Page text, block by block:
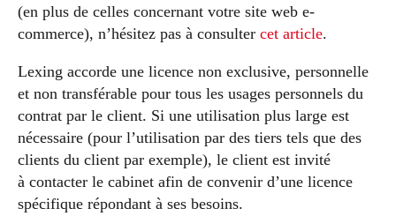
(en plus de celles concernant votre site web e-
commerce), n’hésitez pas à consulter cet article.
Lexing accorde une licence non exclusive, personnelle
et non transférable pour tous les usages personnels du
contrat par le client. Si une utilisation plus large est
nécessaire (pour l’utilisation par des tiers tels que des
clients du client par exemple), le client est invité
à contacter le cabinet afin de convenir d’une licence
spécifique répondant à ses besoins.